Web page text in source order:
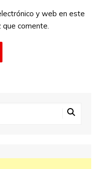
y web en este
comente.